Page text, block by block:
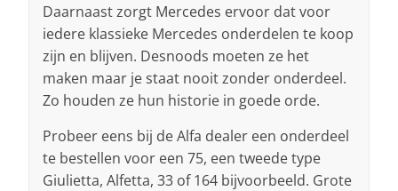
Daarnaast zorgt Mercedes ervoor dat voor
iedere klassieke Mercedes onderdelen te koop
zijn en blijven. Desnoods moeten ze het
maken maar je staat nooit zonder onderdeel.
Zo houden ze hun historie in goede orde.
Probeer eens bij de Alfa dealer een onderdeel
te bestellen voor een 75, een tweede type
Giulietta, Alfetta, 33 of 164 bijvoorbeeld. Grote